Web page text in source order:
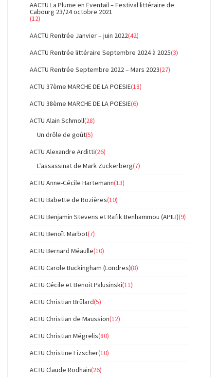
AACTU La Plume en Eventail – Festival littéraire de
Cabourg 23/24 octobre 2021
(12)
AACTU Rentrée Janvier – juin 2022(42)
AACTU Rentrée littéraire Septembre 2024 à 2025(3)
AACTU Rentrée Septembre 2022 – Mars 2023(27)
ACTU 37ème MARCHE DE LA POESIE(18)
ACTU 38ème MARCHE DE LA POESIE(6)
ACTU Alain Schmoll(28)
Un drôle de goût(5)
ACTU Alexandre Arditti(26)
L'assassinat de Mark Zuckerberg(7)
ACTU Anne-Cécile Hartemann(13)
ACTU Babette de Rozières(10)
ACTU Benjamin Stevens et Rafik Benhammou (APILI)(9)
ACTU Benoît Marbot(7)
ACTU Bernard Méaulle(10)
ACTU Carole Buckingham (Londres)(8)
ACTU Cécile et Benoit Palusinski(11)
ACTU Christian Brûlard(5)
ACTU Christian de Maussion(12)
ACTU Christian Mégrelis(80)
ACTU Christine Fizscher(10)
ACTU Claude Rodhain(26)